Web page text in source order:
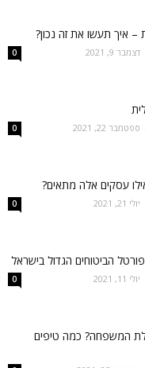
– איך תעשו את זה נכון?
דצמבר 9, 2021 0
ספטמבר 22, 2021 0
עסקים אלה מתאים?
יולי 21, 2021 0
הביטוחים הגדול בישראל
יולי 11, 2021 0
המשפחה? כמה טיפים